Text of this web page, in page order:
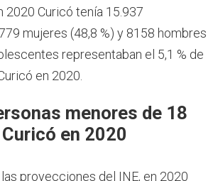
2020 Curicó tenía 15.937
mujeres (48,8 %) y 8158 hombres
representaban el 5,1 % de
en 2020.
menores de 18
en 2020
proyecciones del INE, en 2020